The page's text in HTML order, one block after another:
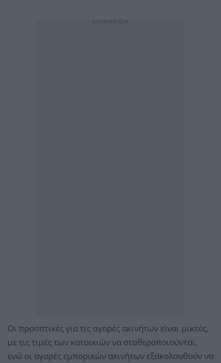
Οι προοπτικές για τις αγορές ακινήτων είναι μικτές,
με τις τιμές των κατοικιών να σταθεροποιούνται,
ενώ οι αγορές εμπορικών ακινήτων εξακολουθούν να